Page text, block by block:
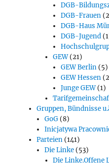
DGB-
DGB-Frauen
DGB-Haus
DGB-Jugend
GEW(21)
GEW Berlin(5)
GEW Hessen
Junge GEW(1)
Gruppen, Bündnisse
GoG (8)
Inicjatywa
Parteien (141)
Die Linke (53)
Die Linke.Offene